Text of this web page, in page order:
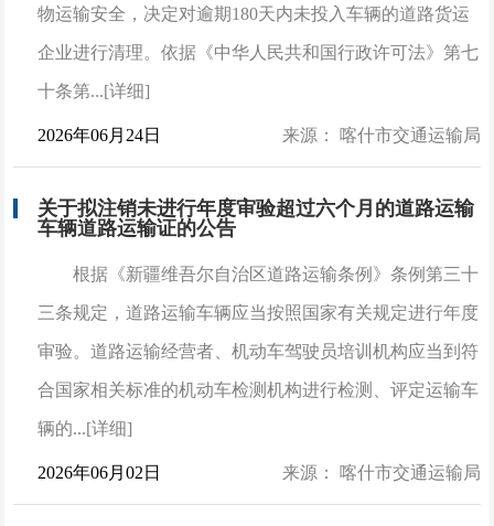
物运输安全，决定对逾期180天内未投入车辆的道路货运
企业进行清理。依据《中华人民共和国行政许可法》第七
十条第...[详细]
2026年06月24日 来源： 喀什市交通运输局
关于拟注销未进行年度审验超过六个月的道路运输
车辆道路运输证的公告
根据《新疆维吾尔自治区道路运输条例》条例第三十
三条规定，道路运输车辆应当按照国家有关规定进行年度
审验。道路运输经营者、机动车驾驶员培训机构应当到符
合国家相关标准的机动车检测机构进行检测、评定运输车
辆的...[详细]
2026年06月02日 来源： 喀什市交通运输局